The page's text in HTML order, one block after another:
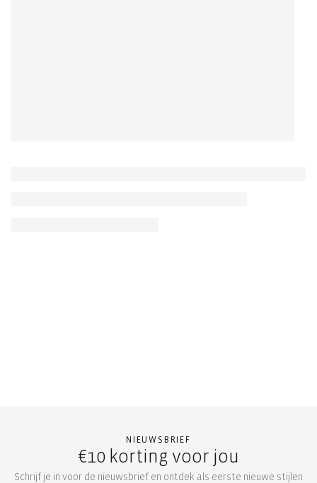
NIEUWSBRIEF
€10 korting voor jou
Schrijf je in voor de nieuwsbrief en ontdek als eerste nieuwe stijlen